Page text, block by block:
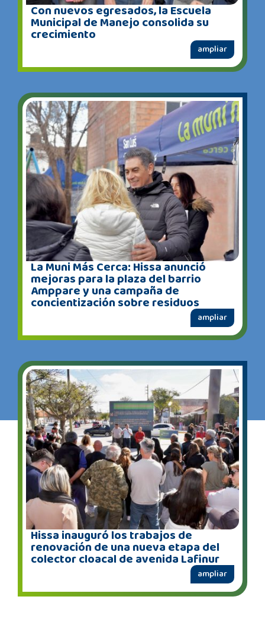
Con nuevos egresados, la Escuela
Municipal de Manejo consolida su
crecimiento
ampliar
La Muni Más Cerca: Hissa anunció
mejoras para la plaza del barrio
Amppare y una campaña de
concientización sobre residuos
ampliar
Hissa inauguró los trabajos de
renovación de una nueva etapa del
colector cloacal de avenida Lafinur
ampliar